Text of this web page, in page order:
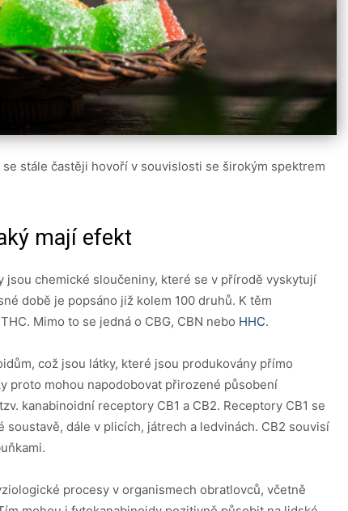
stále častěji hovoří v souvislosti se širokým spektrem
mají efekt
jsou chemické sloučeniny, které se v přírodě vyskytují
době je popsáno již kolem 100 druhů. K těm
Mimo to se jedná o CBG, CBN nebo HHC.
což jsou látky, které jsou produkovány přímo
proto mohou napodobovat přirozené působení
kanabinoidní receptory CB1 a CB2. Receptory CB1 se
dále v plicích, játrech a ledvinách. CB2 souvisí
procesy v organismech obratlovců, včetně